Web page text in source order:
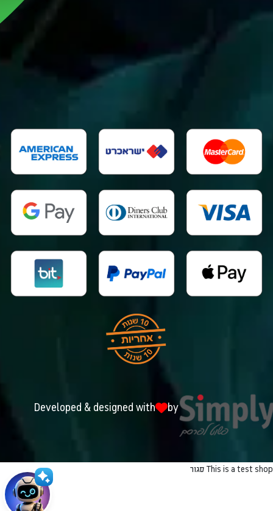
Developed & designed with by
This is a test shop סגור